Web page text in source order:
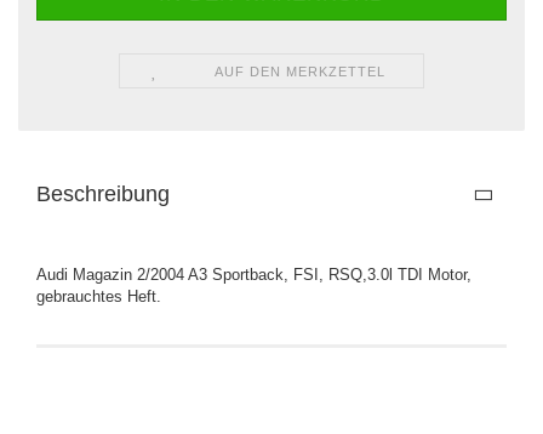
AUF DEN MERKZETTEL
Beschreibung
Audi Magazin 2/2004 A3 Sportback, FSI, RSQ,3.0l TDI Motor,
gebrauchtes Heft.